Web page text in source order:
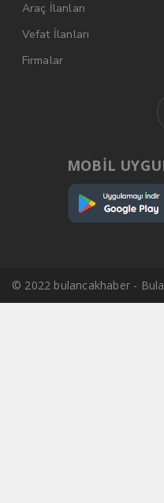
Araç İlanları
Vefat İlanları
Firmalar
MOBİL
© 2022 bulancakhaber -